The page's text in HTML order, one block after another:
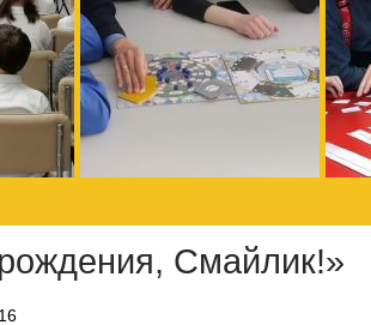
Смайлик!»